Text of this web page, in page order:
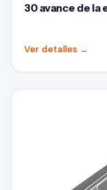
30 avance de
Ver detalles →